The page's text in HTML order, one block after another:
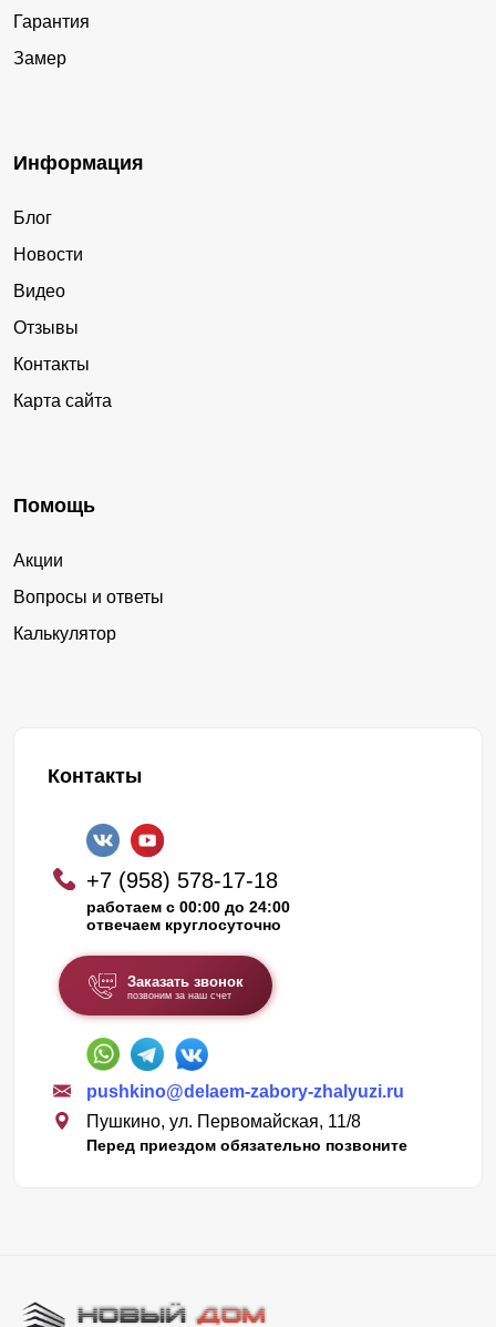
Гарантия
Замер
Информация
Блог
Новости
Видео
Отзывы
Контакты
Карта сайта
Помощь
Акции
Вопросы и ответы
Калькулятор
Контакты
+7 (958) 578-17-18
работаем с 00:00 до 24:00
отвечаем круглосуточно
Заказать звонок
позвоним за наш счет
pushkino@delaem-zabory-zhalyuzi.ru
Пушкино, ул. Первомайская, 11/8
Перед приездом обязательно позвоните